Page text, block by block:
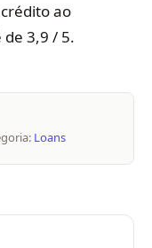
ao
3,9 / 5.
Loans